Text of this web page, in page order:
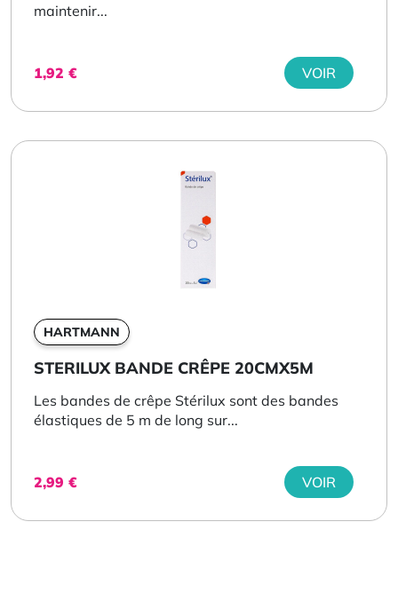
maintenir...
1,92 € VOIR
HARTMANN
STERILUX BANDE CRÊPE 20CMX5M
Les bandes de crêpe Stérilux sont des bandes
élastiques de 5 m de long sur...
2,99 € VOIR